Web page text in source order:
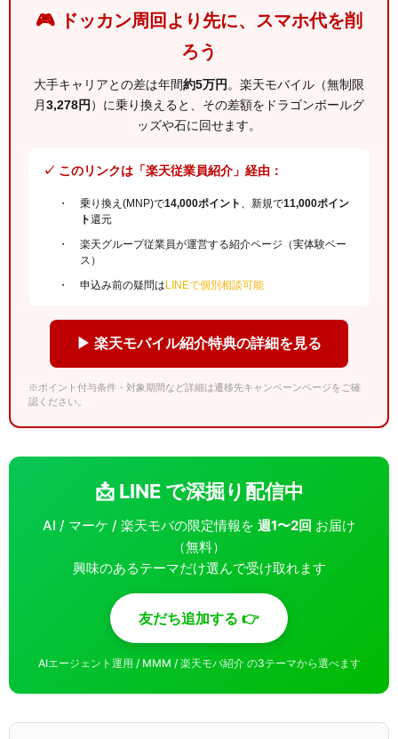
🎮 ドッカン周回より先に、スマホ代を削
ろう
大手キャリアとの差は年間約5万円 。楽天モバイル（無制限
月3,278円 ）に乗り換えると、その差額をドラゴンボールグ
ッズや石に回せます。
✓ このリンクは「楽天従業員紹介」経由：
乗り換え(MNP)で14,000ポイント 、新規で11,000ポイン
ト還元
楽天グループ従業員が運営する紹介ページ（実体験ベー
ス）
申込み前の疑問はLINEで個別相談可能
▶ 楽天モバイル紹介特典の詳細を見る
※ポイント付与条件・対象期間など詳細は遷移先キャンペーンページをご確
認ください。
📩 LINE で深掘り配信中
AI / マーケ / 楽天モバの限定情報を 週1〜2回 お届け
（無料）
興味のあるテーマだけ選んで受け取れます
友だち追加する 👉
AIエージェント運用 / MMM / 楽天モバ紹介 の3テーマから選べます